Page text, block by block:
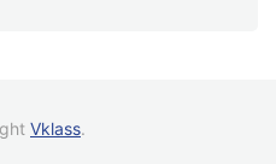
Vklass.